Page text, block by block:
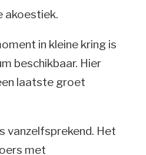
akoestiek.
in kleine kring is
beschikbaar. Hier
laatste groet
vanzelfsprekend. Het
met